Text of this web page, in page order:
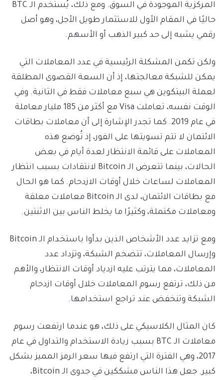
المركزية الموجودة في السوق. ومع ذلك، يُستخدم الـ BTC
حاليًا في المقام الأول للاستثمار طويل الأجل، وهو أصل
رقمي يشبه إلى حد كبير الذهب أو الأسهم.
ولكن تكمن المشكلة الرئيسية في عدد المعاملات التي
يمكن للشبكة معالجتها، إذ أن السعة القصوى المطلقة
لعملة البيتكوين هي سبع معاملات فقط في الثانية. وفي
الوقت نفسه، تعاملت Visa مع أكثر من 185 مليار معاملة
في عام 2019. كما تجدر الإشارة إلى أن معاملات بطاقات
الائتمان لا تتم تسويتها على الفور، إذ تُوضع هذه
المعاملات على قائمة الانتظار لعدة أيام في بعض
الحالات، بينما تتعرض الـ Bitcoin لانتقادات بسبب انتظار
المعاملات لساعات خلال أوقات الازدحام. كما هو الحال
مع بطاقات الائتمان، لدى الـ Bitcoin معاملات معلقة
ومعاملات مكتملة، وكثيرًا ما يخلط الناس بين الاثنتين.
ومع تزايد عدد الأشخاص الذين بدأوا باستخدام الـ Bitcoin
وإرسال المعاملات، تتضخم الشبكة، وتزداد عدد
المعاملات، مما يترتب عليه ازدياد أوقات الانتظار، والأهم
من ذلك، ترتفع رسوم المعاملات خلال أوقات ازدحام
الشبكة وتنخفض عند تراجع استخدامها.
كان المثال الكلاسيكي على ذلك، هو عندما ارتفعت رسوم
معاملات الـ BTC بسبب زيادة الاستخدام والتداول في عام
2017، وهي الفترة التي ارتفع فيها سعر الرمز المميز بشكل
كبير. جعل هذا الناس مشككين في جدوى الـ Bitcoin،